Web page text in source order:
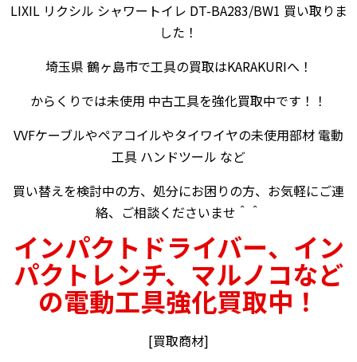
LIXIL リクシル シャワートイレ DT-BA283/BW1 買い取りま
した！
埼玉県 鶴ヶ島市で工具の買取はKARAKURIへ！
からくりでは未使用 中古工具を強化買取中です！！
VVFケーブルやペアコイルやタイワイヤの未使用部材 電動
工具 ハンドツール など
買い替えを検討中の方、処分にお困りの方、お気軽にご連
絡、ご相談くださいませ＾＾
インパクトドライバー、イン
パクトレンチ、マルノコなど
の電動工具強化買取中！
[買取商材]